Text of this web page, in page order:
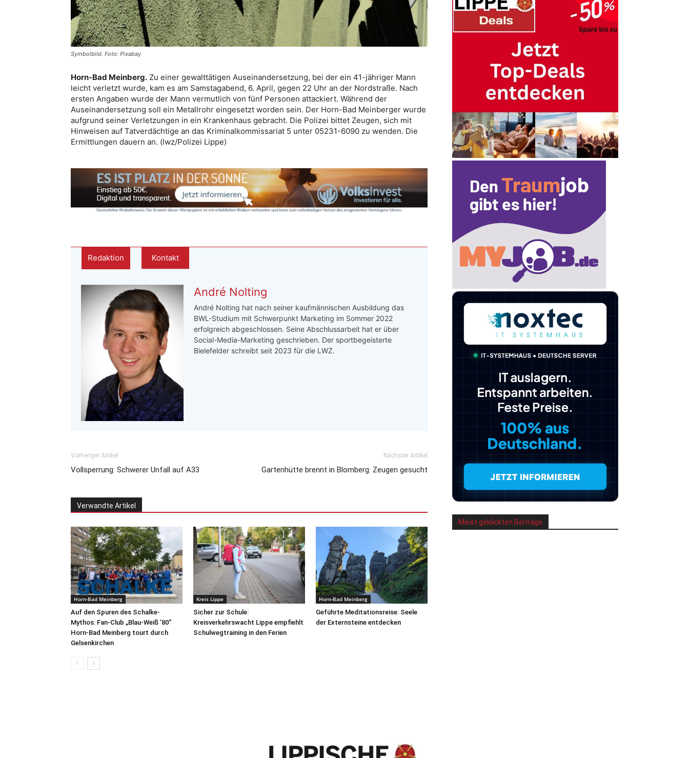
Symbolbild. Foto: Pixabay
Horn-Bad Meinberg. Zu einer gewalttätigen Auseinandersetzung, bei der ein 41-jähriger Mann
leicht verletzt wurde, kam es am Samstagabend, 6. April, gegen 22 Uhr an der Nordstraße. Nach
ersten Angaben wurde der Mann vermutlich von fünf Personen attackiert. Während der
Auseinandersetzung soll ein Metallrohr eingesetzt worden sein. Der Horn-Bad Meinberger wurde
aufgrund seiner Verletzungen in ein Krankenhaus gebracht. Die Polizei bittet Zeugen, sich mit
Hinweisen auf Tatverdächtige an das Kriminalkommissariat 5 unter 05231-6090 zu wenden. Die
Ermittlungen dauern an. (lwz/Polizei Lippe)
Redaktion Kontakt
André Nolting
André Nolting hat nach seiner kaufmännischen Ausbildung das
BWL-Studium mit Schwerpunkt Marketing im Sommer 2022
erfolgreich abgeschlossen. Seine Abschlussarbeit hat er über
Social-Media-Marketing geschrieben. Der sportbegeisterte
Bielefelder schreibt seit 2023 für die LWZ.
Vorheriger Artikel
Vollsperrung: Schwerer Unfall auf A33
Nächster Artikel
Gartenhütte brennt in Blomberg: Zeugen gesucht
Verwandte Artikel
Horn-Bad Meinberg
Auf den Spuren des Schalke-
Mythos: Fan-Club „Blau-Weiß ’80“
Horn-Bad Meinberg tourt durch
Gelsenkirchen
Kreis Lippe
Sicher zur Schule:
Kreisverkehrswacht Lippe empfiehlt
Schulwegtraining in den Ferien
Horn-Bad Meinberg
Geführte Meditationsreise: Seele
der Externsteine entdecken
Meist geklickten Beiträge